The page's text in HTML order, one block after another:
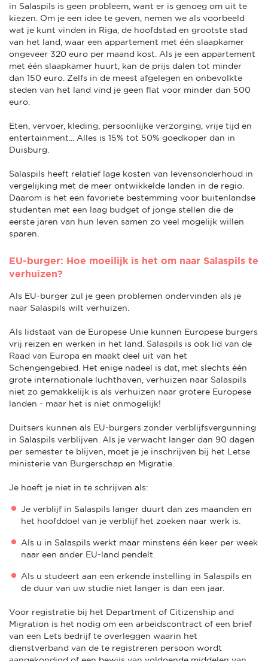
in Salaspils is geen probleem, want er is genoeg om uit te
kiezen. Om je een idee te geven, nemen we als voorbeeld
wat je kunt vinden in Riga, de hoofdstad en grootste stad
van het land, waar een appartement met één slaapkamer
ongeveer 320 euro per maand kost. Als je een appartement
met één slaapkamer huurt, kan de prijs dalen tot minder
dan 150 euro. Zelfs in de meest afgelegen en onbevolkte
steden van het land vind je geen flat voor minder dan 500
euro.
Eten, vervoer, kleding, persoonlijke verzorging, vrije tijd en
entertainment... Alles is 15% tot 50% goedkoper dan in
Duisburg.
Salaspils heeft relatief lage kosten van levensonderhoud in
vergelijking met de meer ontwikkelde landen in de regio.
Daarom is het een favoriete bestemming voor buitenlandse
studenten met een laag budget of jonge stellen die de
eerste jaren van hun leven samen zo veel mogelijk willen
sparen.
EU-burger: Hoe moeilijk is het om naar Salaspils te
verhuizen?
Als EU-burger zul je geen problemen ondervinden als je
naar Salaspils wilt verhuizen.
Als lidstaat van de Europese Unie kunnen Europese burgers
vrij reizen en werken in het land. Salaspils is ook lid van de
Raad van Europa en maakt deel uit van het
Schengengebied. Het enige nadeel is dat, met slechts één
grote internationale luchthaven, verhuizen naar Salaspils
niet zo gemakkelijk is als verhuizen naar grotere Europese
landen - maar het is niet onmogelijk!
Duitsers kunnen als EU-burgers zonder verblijfsvergunning
in Salaspils verblijven. Als je verwacht langer dan 90 dagen
per semester te blijven, moet je je inschrijven bij het Letse
ministerie van Burgerschap en Migratie.
Je hoeft je niet in te schrijven als:
Je verblijf in Salaspils langer duurt dan zes maanden en
het hoofddoel van je verblijf het zoeken naar werk is.
Als u in Salaspils werkt maar minstens één keer per week
naar een ander EU-land pendelt.
Als u studeert aan een erkende instelling in Salaspils en
de duur van uw studie niet langer is dan een jaar.
Voor registratie bij het Department of Citizenship and
Migration is het nodig om een arbeidscontract of een brief
van een Lets bedrijf te overleggen waarin het
dienstverband van de te registreren persoon wordt